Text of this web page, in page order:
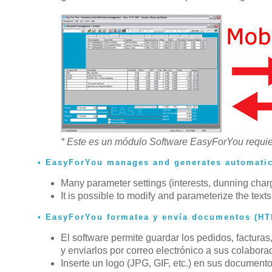
* Este es un módulo Software EasyForYou
EasyForYou manages and generates
Many parameter settings (interests, dunning
It is possible to modify and parameterize the
EasyForYou formatea y envía documentos
El software permite guardar los pedidos,
y enviarlos por correo electrónico a sus
Inserte un logo (JPG, GIF, etc.) en sus